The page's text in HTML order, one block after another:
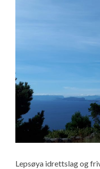
Lepsøya idrettslag og